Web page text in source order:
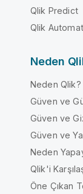
Qlik Predict
Qlik
Neden
Neden Qlik?
Güven ve
Güven ve
Güven ve
Neden
Qlik'i
Öne Çıkan